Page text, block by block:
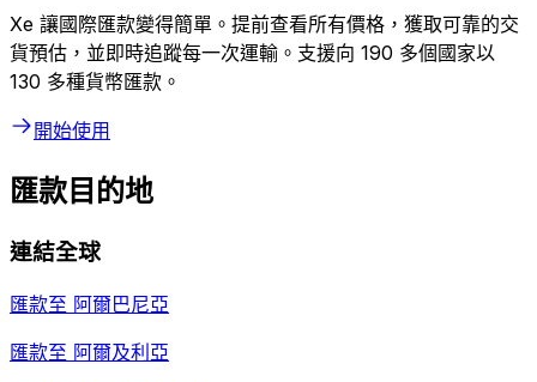
Xe 讓國際匯款變得簡單。提前查看所有價格，獲取可靠的交
貨預估，並即時追蹤每一次運輸。支援向 190 多個國家以
130 多種貨幣匯款。
開始使用
匯款目的地
連結全球
匯款至 阿爾巴尼亞
匯款至 阿爾及利亞